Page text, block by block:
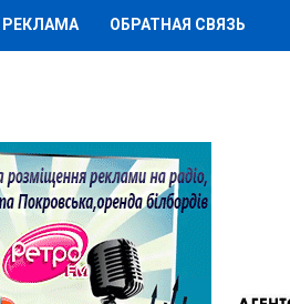
РЕКЛАМА ОБРАТНАЯ СВЯЗЬ